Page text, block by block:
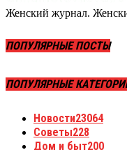
Женский журнал.
ПОПУЛЯРНЫЕ ПОСТЫ
ПОПУЛЯРНЫЕ
Новости23064
Советы228
Дом и быт200